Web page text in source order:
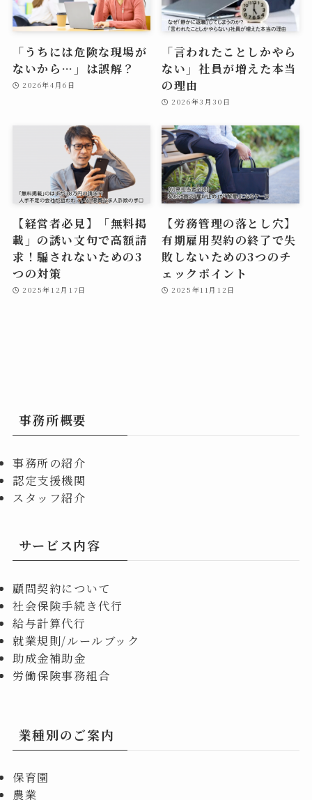
「うちには危険な現場が
ないから…」は誤解？
2026年4月6日
「言われたことしかやら
ない」社員が増えた本当
の理由
2026年3月30日
【経営者必見】「無料掲
載」の誘い文句で高額請
求！騙されないための3
つの対策
2025年12月17日
【労務管理の落とし穴】
有期雇用契約の終了で失
敗しないための3つのチ
ェックポイント
2025年11月12日
事務所概要
事務所の紹介
認定支援機関
スタッフ紹介
サービス内容
顧問契約について
社会保険手続き代行
給与計算代行
就業規則/ルールブック
助成金補助金
労働保険事務組合
業種別のご案内
保育園
農業